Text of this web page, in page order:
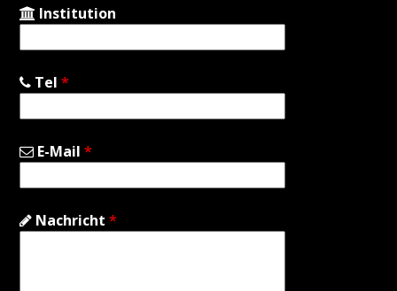
Institution
Tel*
E-Mail*
Nachricht*